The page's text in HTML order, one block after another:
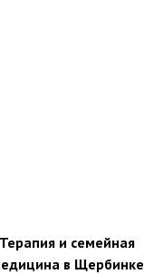
Терапия и семейная
в Щербинке